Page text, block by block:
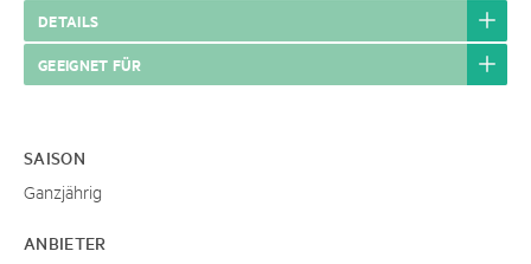
DETAILS
GEEIGNET FÜR
SAISON
Ganzjährig
ANBIETER